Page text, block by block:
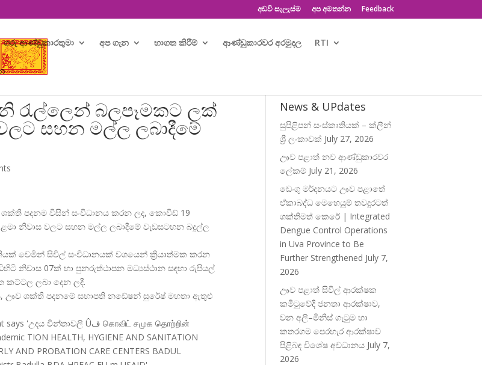
අඩවි සැලැස්ම අප අමතන්න Feedback
ගරු ආණ්ඩුකාරතුමා අප ගැන භාගත කිරීම් ආණ්ඩුකාරවර අරමුදල RTI
රැල්ලෙන් බලපෑමකට ලක්
සහන මල්ල ලබාදීමේ
පදනම විසින් සංවිධානය කරන ලද, කොවිඩ් 19
නිවාස වලට සහන මල්ල ලබාදීමේ වැඩසටහන බදුල්ල
වෙමින් සිවිල් සංවිධානයක් වශයෙන් ක්රියාත්මක කරන
නිවාස 07ක් හා පුනරුත්ථාපන මධ්යස්ථාන සඳහා රුපියල්
කට්ටල ලබා දෙන ලදී.
ඌව ශක්ති පදනමේ සභාපති නඩේෂන් සුරේෂ් මහතා ඇතුළු
News & UPdates
සුපිළිපන් සංස්කෘතියක් – ක්ලීන්
ශ්‍රී ලංකාවක් July 27, 2026
ඌව පළාත් නව ආණ්ඩුකාරවර
ලේකම් July 21, 2026
ඩෙංගු මර්දනයට ඌව පළාතේ
ඒකාබද්ධ මෙහෙයුම් තවදුරටත්
ශක්තිමත් කෙරේ | Integrated
Dengue Control Operations
in Uva Province to Be
Further Strengthened July 7,
2026
ඌව පළාත් සිවිල් ආරක්ෂක
කමිටුවේදී ජනතා ආරක්ෂාව,
වන අලි–මිනිස් ගැටුම හා
කතරගම පෙරහැර ආරක්ෂාව
පිළිබඳ විශේෂ අවධානය July 7,
2026